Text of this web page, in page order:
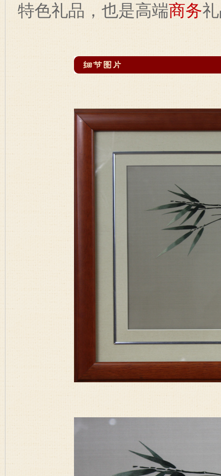
特色礼品，也是高端商务